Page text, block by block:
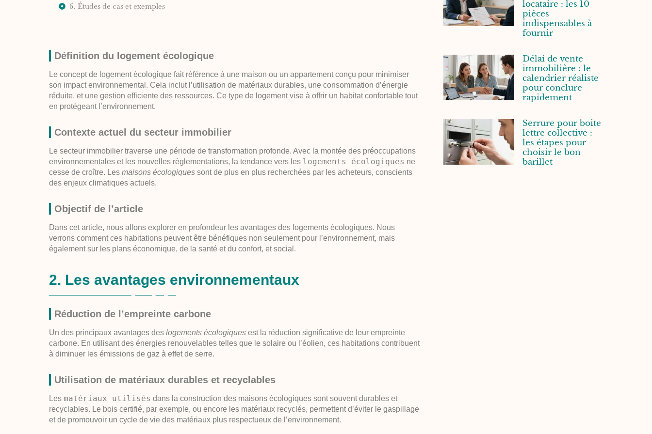
6. Études de cas et exemples
Définition du logement écologique
Le concept de logement écologique fait référence à une maison ou un appartement conçu pour minimiser
son impact environnemental. Cela inclut l’utilisation de matériaux durables, une consommation d’énergie
réduite, et une gestion efficiente des ressources. Ce type de logement vise à offrir un habitat confortable tout
en protégeant l’environnement.
Contexte actuel du secteur immobilier
Le secteur immobilier traverse une période de transformation profonde. Avec la montée des préoccupations
environnementales et les nouvelles règlementations, la tendance vers les logements écologiques ne
cesse de croître. Lesmaisons écologiques sont de plus en plus recherchées par les acheteurs, conscients
des enjeux climatiques actuels.
Objectif de l’article
Dans cet article, nous allons explorer en profondeur lesavantages des logements écologiques. Nous
verrons comment ces habitations peuvent être bénéfiques non seulement pour l’environnement, mais
également sur les plans économique, de la santé et du confort, et social.
2. Les avantages environnementaux
Réduction de l’empreinte carbone
Un des principauxavantages deslogements écologiques est la réduction significative de leur empreinte
carbone. En utilisant des énergies renouvelables telles que le solaire ou l’éolien, ces habitations contribuent
à diminuer les émissions de gaz à effet de serre.
Utilisation de matériaux durables et recyclables
Les matériaux utilisés dans la construction des maisons écologiques sont souvent durables et
recyclables. Le bois certifié, par exemple, ou encore les matériaux recyclés, permettent d’éviter le gaspillage
et de promouvoir un cycle de vie des matériaux plus respectueux de l’environnement.
locataire : les 10
pièces
indispensables à
fournir
Délai de vente
immobilière : le
calendrier réaliste
pour conclure
rapidement
Serrure pour boite
lettre collective :
les étapes pour
choisir le bon
barillet